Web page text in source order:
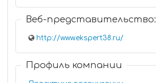
Веб-представительство:
http://www.ekspert38.ru/
Профиль компании